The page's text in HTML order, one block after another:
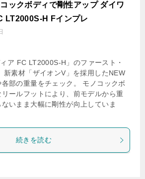
ックボディで剛性アップ ダイワ
LT2000S-H Fインプレ
ア FC LT2000S-H」のファースト・
新素材「ザイオンV」を採用したNEW
部の重量をチェック。 モノコックボ
ールフットにより、前モデルから重
いまま大幅に剛性が向上していま
続きを読む